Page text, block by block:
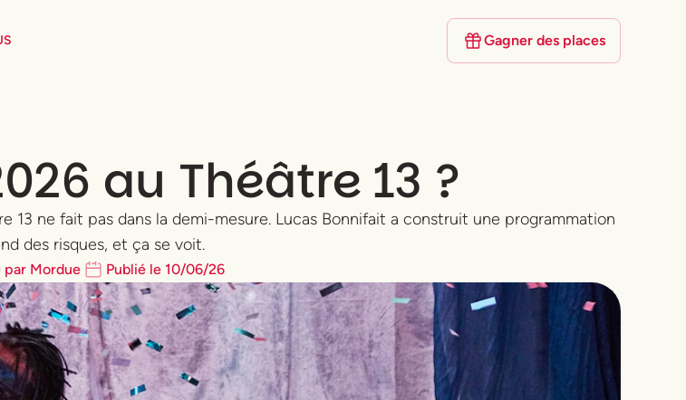
Gagner des places
au Théâtre 13 ?
13 ne fait pas dans la demi-mesure. Lucas Bonnifait a construit une programmation
des risques, et ça se voit.
par Mordue Publié le 10/06/26